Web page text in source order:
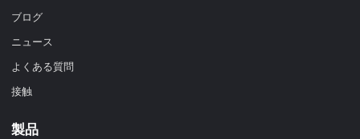
ブログ
ニュース
よくある質問
接触
製品